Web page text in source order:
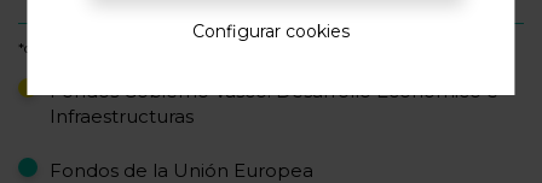
*datos acumulados
Fondos Gobierno Vasco: Desarrollo Económico e
Infraestructuras
Fondos de la Unión Europea
Configurar cookies